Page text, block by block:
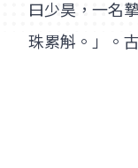
曰少昊，一名
珠累斛。」。